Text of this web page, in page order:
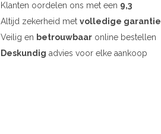
Klanten oordelen ons met een 9,3
Altijd zekerheid metvolledige garantie
Veilig en betrouwbaar online bestellen
Deskundig advies voor elke aankoop